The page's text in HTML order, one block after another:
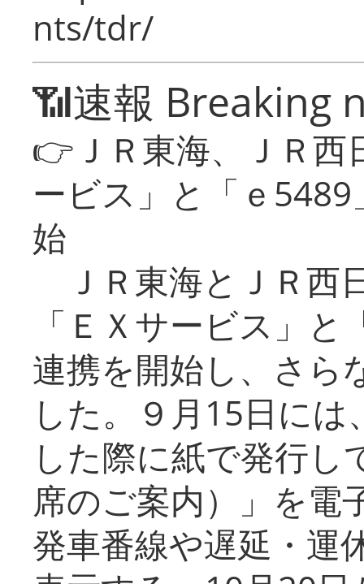
nts/tdr/
📶速報 Breaking
👉ＪＲ東海、ＪＲ
ービス」と「ｅ
始
ＪＲ東海とＪＲ西
「ＥＸサービス」
連携を開始し、さら
した。９月15日に
した際に紙で発行し
席のご案内）」を電
発車番線や遅延・運